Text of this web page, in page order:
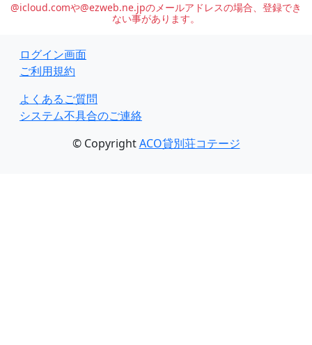
@icloud.comや@ezweb.ne.jpのメールアドレスの場合、登録でき
ない事があります。
ログイン画面
ご利用規約
よくあるご質問
システム不具合のご連絡
© CopyrightACO貸別荘コテージ